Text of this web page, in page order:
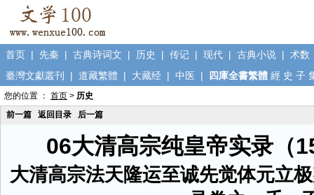
首页 | 先秦 | 古典诗词文 | 历史 | 传记 | 现代 | 古典小说 | 术数
臺灣文獻叢刊
| 道藏繁體 | 大藏经 | 中医 | 四庫全書繁體 經 史 子
您的位置 ： 首页 > 历史
前一篇
返回目录 后一篇
06大清高宗纯皇帝实录（
大清高宗法天隆运至诚先觉体元立